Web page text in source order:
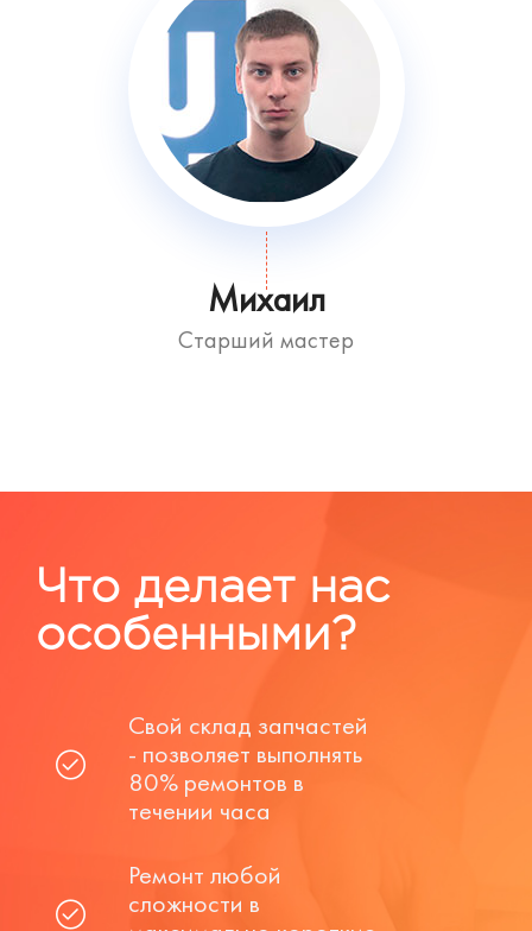
Михаил
Старший мастер
Что делает нас
особенными?
Свой склад запчастей
- позволяет выполнять
80% ремонтов в
течении часа
Ремонт любой
сложности в